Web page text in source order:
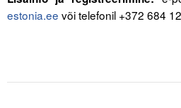
estonia.ee või telefonil +372 684